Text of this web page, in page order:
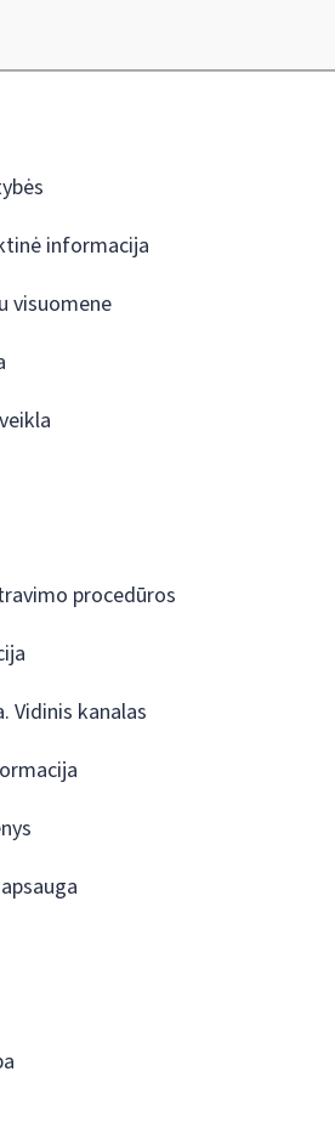
informacija
visuomene
procedūros
Vidinis kanalas